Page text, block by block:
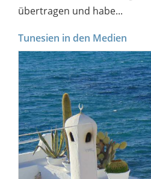
übertragen und habe...
Tunesien in den Medien